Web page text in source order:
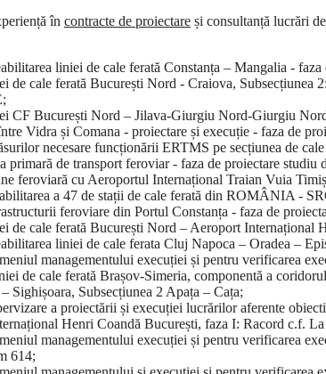
în contracte de proiectare și consultanță lucrări
liniei de cale ferată Constanța – Mangalia -
de cale ferată București Nord - Craiova, Subsecțiunea
CF București Nord – Jilava-Giurgiu Nord-Giurgiu
Vidra și Comana - proiectare și execuție - faza de
necesare funcționării ERTMS pe secțiunea de
primară de transport feroviar - faza de proiectare studiu
feroviară cu Aeroportul Internațional Traian Vuia
a 47 de stații de cale ferată din ROMÂNIA -
feroviare din Portul Constanța - faza de
de cale ferată București Nord – Aeroport Internațional
liniei de cale ferata Cluj Napoca – Oradea –
managementului execuției și pentru verificarea
de cale ferată Brașov-Simeria, componentă a
Sighișoara, Subsecțiunea 2 Apața – Cața;
a proiectării și execuției lucrărilor aferente
Henri Coandă București, faza I: Racord c.f.
managementului execuției și pentru verificarea
614;